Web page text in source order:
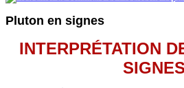
Pluton en signes
INTERPRÉTATION
SIGNES